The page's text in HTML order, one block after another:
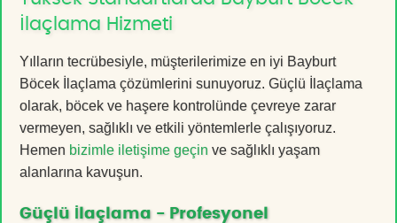
İlaçlama Hizmeti
Yılların tecrübesiyle, müşterilerimize en iyi Bayburt
Böcek İlaçlama çözümlerini sunuyoruz. Güçlü İlaçlama
olarak, böcek ve haşere kontrolünde çevreye zarar
vermeyen, sağlıklı ve etkili yöntemlerle çalışıyoruz.
Hemen bizimle iletişime geçin ve sağlıklı yaşam
alanlarına kavuşun.
Güçlü İlaçlama - Profesyonel